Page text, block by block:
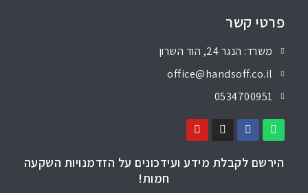
פרטי קשר
משרד: הנגר 24, הוד השרון
office@handsoff.co.il
0534700951
הירשם לקבלת מידע ועידכונים על הזדמנויות השקעה
חמות!